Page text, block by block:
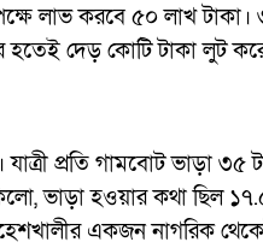
লাভ করবে ৫০ লাখ
হতেই দেড় কোটি টাকা লুট
প্রতি গামবোট ভাড়া ৩৫
ভাড়া হওয়ার কথা ছিল
একজন নাগরিক